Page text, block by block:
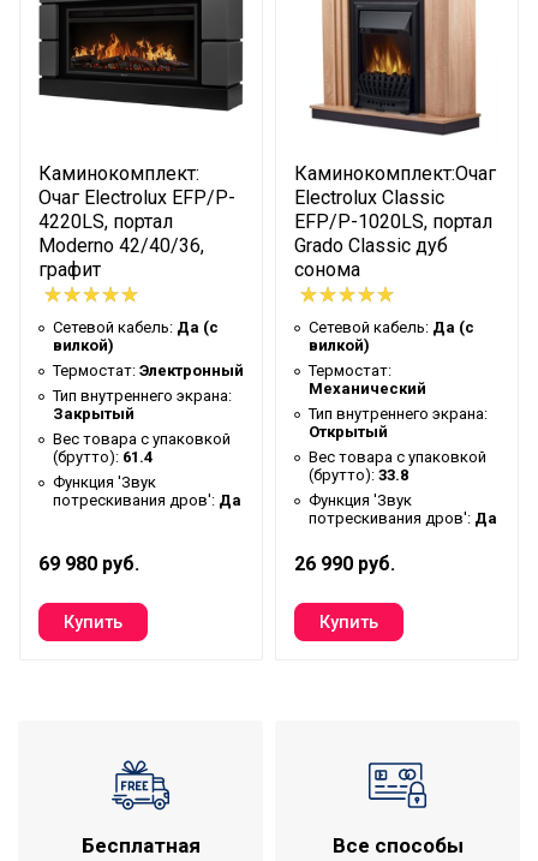
Функция 'Звук
потрескивания дров'
Высота упаковки товара
Регулировка уровня
громкости
Да
Гарантийный документ
Гарантийный талон
Глубина упаковки товара
30.3
Диагональ экрана
Ширина упаковки товара
Количество уровней
громкости звука
Бренд
Electrolux
мощность
Тип нагревательного
элемента
Стич (игольчатая
форма)
очага (В*Ш*Г)
525х740х207
Количество уровней
яркости
Каминокомплект:
Очаг Electrolux EFP/P-
4220LS, портал
Moderno 42/40/36,
графит
Сетевой кабель: Да (с
вилкой)
Термостат: Электронный
Тип внутреннего экрана:
Закрытый
Вес товара с упаковкой
(брутто): 61.4
Функция 'Звук
потрескивания дров': Да
69 980 руб.
Каминокомплект:Очаг
Electrolux Classic
EFP/P-1020LS, портал
Grado Classic дуб
сонома
Сетевой кабель: Да (с
вилкой)
Термостат:
Механический
Тип внутреннего экрана:
Открытый
Вес товара с упаковкой
(брутто): 33.8
Функция 'Звук
потрескивания дров': Да
26 990 руб.
Бесплатная
Все способы